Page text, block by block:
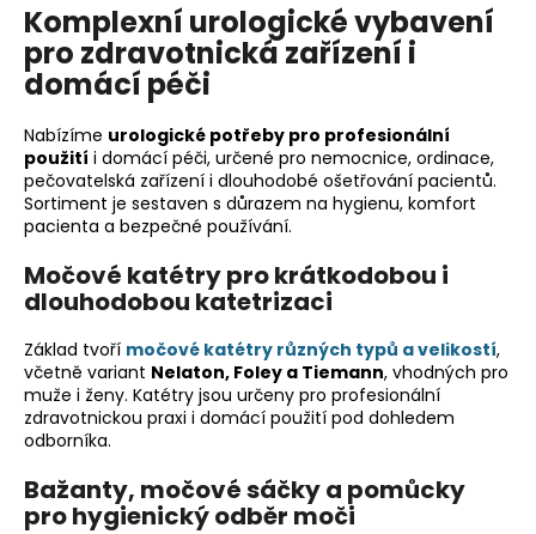
l
á
c
í
p
r
v
k
y
v
ý
p
i
s
Komplexní urologické vybavení
pro zdravotnická zařízení i
domácí péči
Nabízíme urologické potřeby pro profesionální
použití i domácí péči, určené pro nemocnice, ordinace,
pečovatelská zařízení i dlouhodobé ošetřování pacientů.
Sortiment je sestaven s důrazem na hygienu, komfort
pacienta a bezpečné používání.
Močové katétry pro krátkodobou i
dlouhodobou katetrizaci
Základ tvoří močové katétry různých typů a velikostí,
včetně variant Nelaton, Foley a Tiemann, vhodných pro
muže i ženy. Katétry jsou určeny pro profesionální
zdravotnickou praxi i domácí použití pod dohledem
odborníka.
Bažanty, močové sáčky a pomůcky
pro hygienický odběr moči